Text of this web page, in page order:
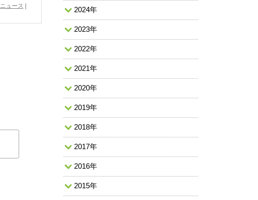
ニュース 2024年
2023年
2022年
2021年
2020年
2019年
2018年
2017年
2016年
2015年